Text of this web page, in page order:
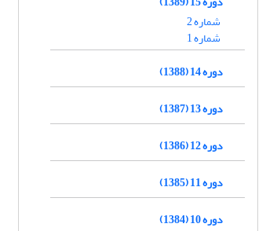
شماره 2
شماره 1
دوره 14 (1388)
دوره 13 (1387)
دوره 12 (1386)
دوره 11 (1385)
دوره 10 (1384)